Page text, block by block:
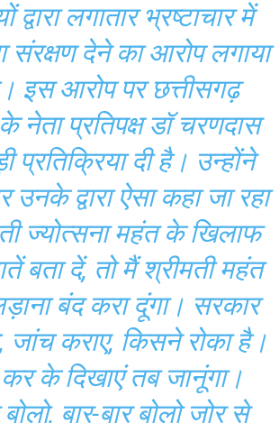
द्वारा लगातार भ्रष्टाचार में
संरक्षण देने का आरोप लगाया
इस आरोप पर छत्तीसगढ़
नेता प्रतिपक्ष डॉ चरणदास
प्रतिक्रिया दी है। उन्होंने
द्वारा ऐसा कहा जा रहा
ज्योत्सना महंत के खिलाफ
बता दें, तो मैं श्रीमती महंत
बंद करा दूंगा। सरकार
जांच कराए, किसने रोका है।
कर के दिखाएं तब जानूंगा।
बार-बार बोलो जोर से